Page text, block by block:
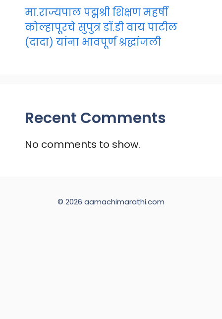
मा.राज्यपाल पद्मश्री शिक्षण महर्षी
कोल्हापूरचे सुपुत्र डॉ.डी वाय पाटील
(दादा) यांना भावपूर्ण श्रद्धांजली
Recent Comments
No comments to show.
© 2026 aamachimarathi.com